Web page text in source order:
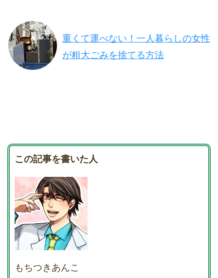
重くて運べない！一人暮らしの女性
が粗大ごみを捨てる方法
この記事を書いた人
もちつきあんこ